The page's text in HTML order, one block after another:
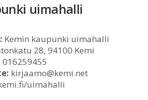
uimahalli
Kemin kaupunki uimahalli
28, 94100 Kemi
016259455
kirjaamo@kemi.net
uimahalli